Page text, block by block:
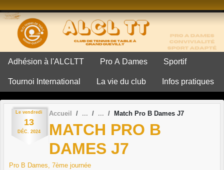
Adhésion à l'ALCLTT Pro A Dames Sportif
Tournoi International La vie du club Infos pratiques
Le vendredi
13
DÉC. 2024
Accueil Match Pro B Dames J7
MATCH PRO B
DAMES J7
Pro B Dames, 7ème journée